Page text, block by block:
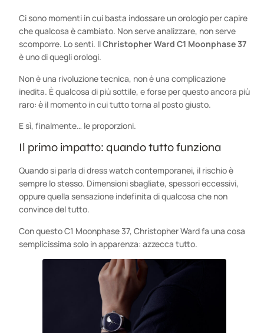
Ci sono momenti in cui basta indossare un orologio per capire
che qualcosa è cambiato. Non serve analizzare, non serve
scomporre. Lo senti. IlChristopher Ward C1 Moonphase 37
è uno di quegli orologi.
Non è una rivoluzione tecnica, non è una complicazione
inedita. È qualcosa di più sottile, e forse per questo ancora più
raro: è il momento in cui tutto torna al posto giusto.
E sì, finalmente… le proporzioni.
Il primo impatto: quando tutto funziona
Quando si parla di dress watch contemporanei, il rischio è
sempre lo stesso. Dimensioni sbagliate, spessori eccessivi,
oppure quella sensazione indefinita di qualcosa che non
convince del tutto.
Con questo C1 Moonphase 37, Christopher Ward fa una cosa
semplicissima solo in apparenza: azzecca tutto.